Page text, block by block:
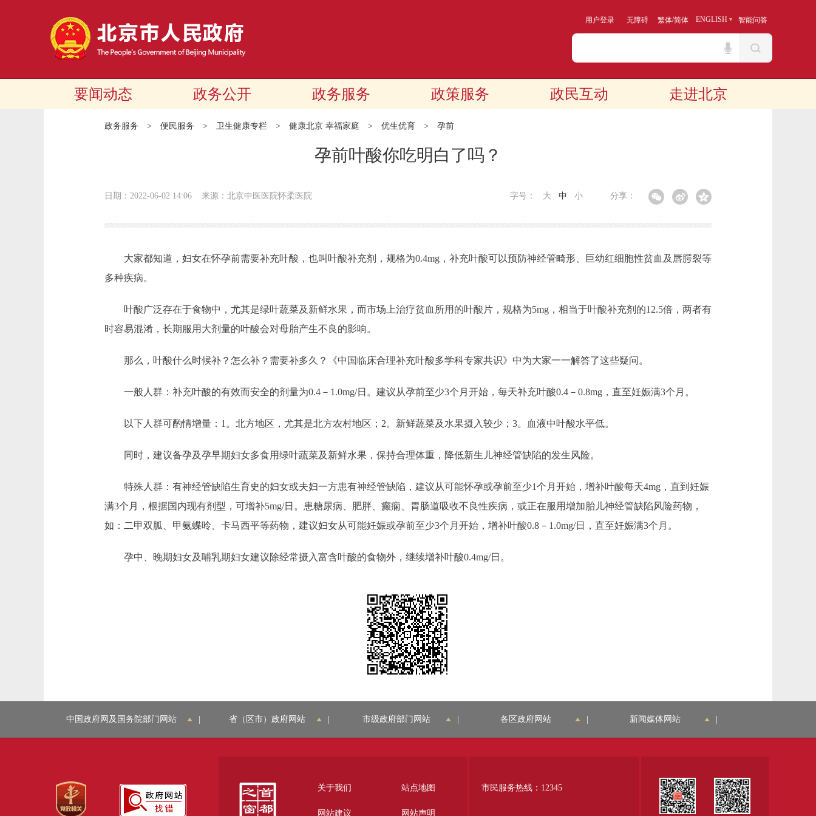
用户登录 无障碍 繁体/简体 ENGLISH 智能问答
要闻动态 政务公开 政务服务 政策服务 政民互动 走进北京
政务服务 > 便民服务 > 卫生健康专栏 > 健康北京 幸福家庭 > 优生优育 > 孕前
孕前叶酸你吃明白了吗？
日期：2022-06-02 14:06 来源：北京中医医院怀柔医院 分享：
字号： 大 中 小
大家都知道，妇女在怀孕前需要补充叶酸，也叫叶酸补充剂，规格为0.4mg，补充叶酸可以预防神经管畸形、巨幼红细胞性贫血及唇腭裂等
多种疾病。
叶酸广泛存在于食物中，尤其是绿叶蔬菜及新鲜水果，而市场上治疗贫血所用的叶酸片，规格为5mg，相当于叶酸补充剂的12.5倍，两者有
时容易混淆，长期服用大剂量的叶酸会对母胎产生不良的影响。
那么，叶酸什么时候补？怎么补？需要补多久？《中国临床合理补充叶酸多学科专家共识》中为大家一一解答了这些疑问。
一般人群：补充叶酸的有效而安全的剂量为0.4－1.0mg/日。建议从孕前至少3个月开始，每天补充叶酸0.4－0.8mg，直至妊娠满3个月。
以下人群可酌情增量：1。北方地区，尤其是北方农村地区；2。新鲜蔬菜及水果摄入较少；3。血液中叶酸水平低。
同时，建议备孕及孕早期妇女多食用绿叶蔬菜及新鲜水果，保持合理体重，降低新生儿神经管缺陷的发生风险。
特殊人群：有神经管缺陷生育史的妇女或夫妇一方患有神经管缺陷，建议从可能怀孕或孕前至少1个月开始，增补叶酸每天4mg，直到妊娠
满3个月，根据国内现有剂型，可增补5mg/日。患糖尿病、肥胖、癫痫、胃肠道吸收不良性疾病，或正在服用增加胎儿神经管缺陷风险药物，
如：二甲双胍、甲氨蝶呤、卡马西平等药物，建议妇女从可能妊娠或孕前至少3个月开始，增补叶酸0.8－1.0mg/日，直至妊娠满3个月。
孕中、晚期妇女及哺乳期妇女建议除经常摄入富含叶酸的食物外，继续增补叶酸0.4mg/日。
中国政府网及国务院部门网站 省（区市）政府网站 市级政府部门网站 各区政府网站 新闻媒体网站
关于我们 站点地图
网站建议 网站声明
市民服务热线：12345